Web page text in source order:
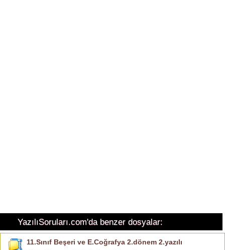
YazılıSoruları.com'da benzer dosyalar:
11.Sınıf Beşeri ve E.Coğrafya 2.dönem 2.yazılı